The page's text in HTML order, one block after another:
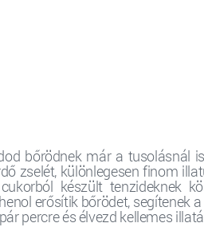
bőrödnek már a tusolásnál
zselét, különlegesen finom
készült tenzideknek
erősítik bőrödet, segítenek
percre és élvezd kellemes